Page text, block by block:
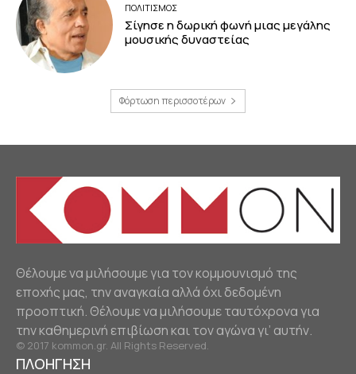
ΠΟΛΙΤΙΣΜΟΣ
Σίγησε η δωρική φωνή μιας μεγάλης
μουσικής δυναστείας
Φόρτωση περισσοτέρων
Θέλουμε να μιλήσουμε για τον κομμουνισμό της
εποχής μας, την αναγκαία αλλά όχι δεδομένη
προοπτική. Θέλουμε να μιλήσουμε ταυτόχρονα για
την καθημερινή επιβίωση και τον αγώνα γι’ αυτήν.
© 2017 kommon.gr. All Rights Reserved.
ΠΛΟΗΓΗΣΗ